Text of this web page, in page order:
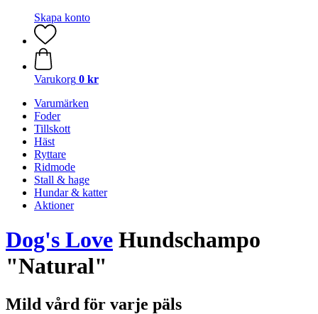
Skapa konto
Varukorg 0 kr
Varumärken
Foder
Tillskott
Häst
Ryttare
Ridmode
Stall & hage
Hundar & katter
Aktioner
Dog's Love Hundschampo
"Natural"
Mild vård för varje päls